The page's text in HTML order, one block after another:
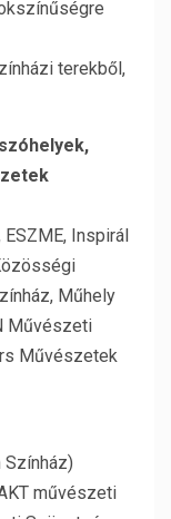
terekből,
Inspirál
Műhely
Művészeti
Művészetek
művészeti